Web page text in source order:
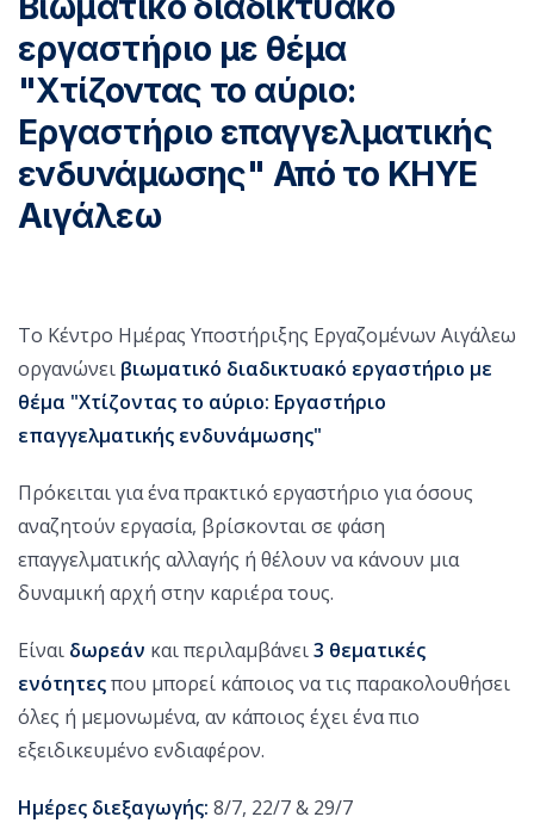
εργαστήριο με θέμα
"Χτίζοντας το αύριο:
Εργαστήριο επαγγελματικής
ενδυνάμωσης" Από το ΚΗΥΕ
Αιγάλεω
Το Κέντρο Ημέρας Υποστήριξης Εργαζομένων Αιγάλεω
οργανώνει βιωματικό διαδικτυακό εργαστήριο με
θέμα "Χτίζοντας το αύριο: Εργαστήριο
επαγγελματικής ενδυνάμωσης"
Πρόκειται για ένα πρακτικό εργαστήριο για όσους
αναζητούν εργασία, βρίσκονται σε φάση
επαγγελματικής αλλαγής ή θέλουν να κάνουν μια
δυναμική αρχή στην καριέρα τους.
Είναι δωρεάν και περιλαμβάνει3 θεματικές
ενότητεςπου μπορεί κάποιος να τις παρακολουθήσει
όλες ή μεμονωμένα, αν κάποιος έχει ένα πιο
εξειδικευμένο ενδιαφέρον.
Ημέρες διεξαγωγής: 8/7, 22/7 & 29/7